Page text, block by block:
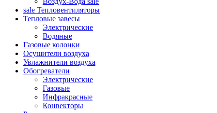
sale Тепловентиляторы
Тепловые завесы
Электрические
Водяные
Газовые колонки
Осушители воздуха
Увлажнители воздуха
Обогреватели
Электрические
Газовые
Инфракрасные
Конвекторы